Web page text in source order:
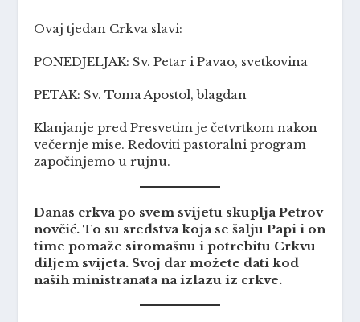
Ovaj tjedan Crkva slavi:
PONEDJELJAK: Sv. Petar i Pavao, svetkovina
PETAK: Sv. Toma Apostol, blagdan
Klanjanje pred Presvetim je četvrtkom nakon
večernje mise. Redoviti pastoralni program
započinjemo u rujnu.
Danas crkva po svem svijetu skuplja Petrov
novčić. To su sredstva koja se šalju Papi i on
time pomaže siromašnu i potrebitu Crkvu
diljem svijeta. Svoj dar možete dati kod
naših ministranata na izlazu iz crkve.